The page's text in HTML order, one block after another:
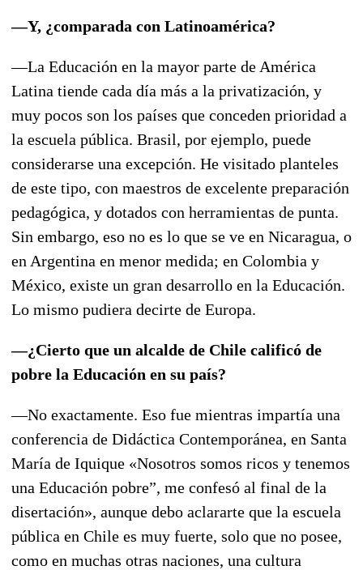
—Y, ¿comparada con Latinoamérica?
—La Educación en la mayor parte de América
Latina tiende cada día más a la privatización, y
muy pocos son los países que conceden prioridad a
la escuela pública. Brasil, por ejemplo, puede
considerarse una excepción. He visitado planteles
de este tipo, con maestros de excelente preparación
pedagógica, y dotados con herramientas de punta.
Sin embargo, eso no es lo que se ve en Nicaragua, o
en Argentina en menor medida; en Colombia y
México, existe un gran desarrollo en la Educación.
Lo mismo pudiera decirte de Europa.
—¿Cierto que un alcalde de Chile calificó de
pobre la Educación en su país?
—No exactamente. Eso fue mientras impartía una
conferencia de Didáctica Contemporánea, en Santa
María de Iquique «Nosotros somos ricos y tenemos
una Educación pobre”, me confesó al final de la
disertación», aunque debo aclararte que la escuela
pública en Chile es muy fuerte, solo que no posee,
como en muchas otras naciones, una cultura